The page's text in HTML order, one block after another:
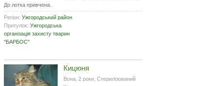
До лотка привчена.
Регіон: Ужгородський район
Притулок: Ужгородська
організація захисту тварин
"БАРБОС"
Кицюня
Вона, 2 роки, Стерилізований